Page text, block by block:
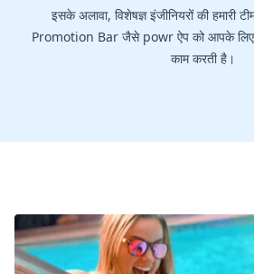
इसके अलावा, विशेषज्ञ इंजीनियरों की
Promotion Bar जैसे powr ऐप को आपके लिए
काम करती है।